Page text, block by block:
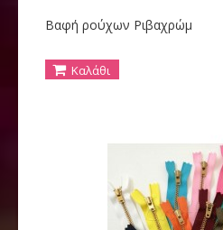
Βαφή ρούχων Ριβαχρώμ
Καλάθι